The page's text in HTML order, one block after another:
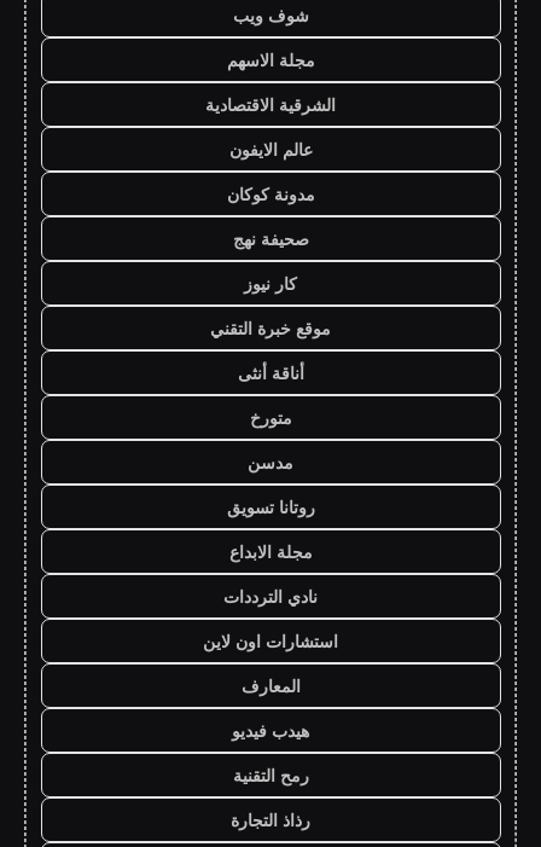
شوف ويب
مجلة الاسهم
الشرقية الاقتصادية
عالم الايفون
مدونة كوكان
صحيفة نهج
كار نيوز
موقع خبرة التقني
أناقة أنثى
متورخ
مدسن
روتانا تسويق
مجلة الابداع
نادي الترددات
استشارات اون لاين
المعارف
هيدب فيديو
رمح التقنية
رذاذ التجارة